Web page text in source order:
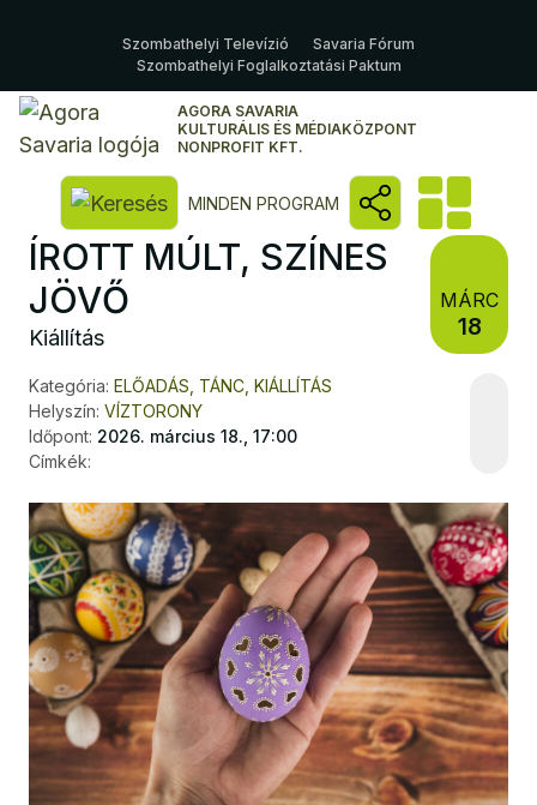
Szombathelyi Televízió
Savaria Fórum
Szombathelyi Foglalkoztatási Paktum
AGORA SAVARIA
KULTURÁLIS ÉS MÉDIAKÖZPONT
NONPROFIT KFT.
Kereső megnyitása
MINDEN PROGRAM
ÍROTT MÚLT, SZÍNES
JÖVŐ
Kiállítás
MÁRC
18
Kategória: ELŐADÁS, TÁNC, KIÁLLÍTÁS
Helyszín: VÍZTORONY
Időpont: 2026. március 18., 17:00
Címkék: